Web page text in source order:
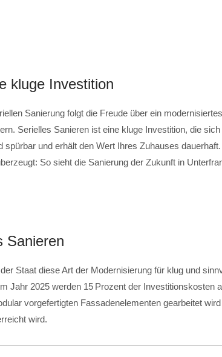
kluge Investition
Sanierung folgt die Freude über ein modernisiertes
Serielles Sanieren ist eine kluge Investition, die sich
und erhält den Wert Ihres Zuhauses
So sieht die Sanierung der Zukunft in
Sanieren
Staat diese Art der Modernisierung für klug und
Jahr 2025 werden 15 Prozent der Investitionskosten
vorgefertigten Fassadenelementen gearbeitet
wird.